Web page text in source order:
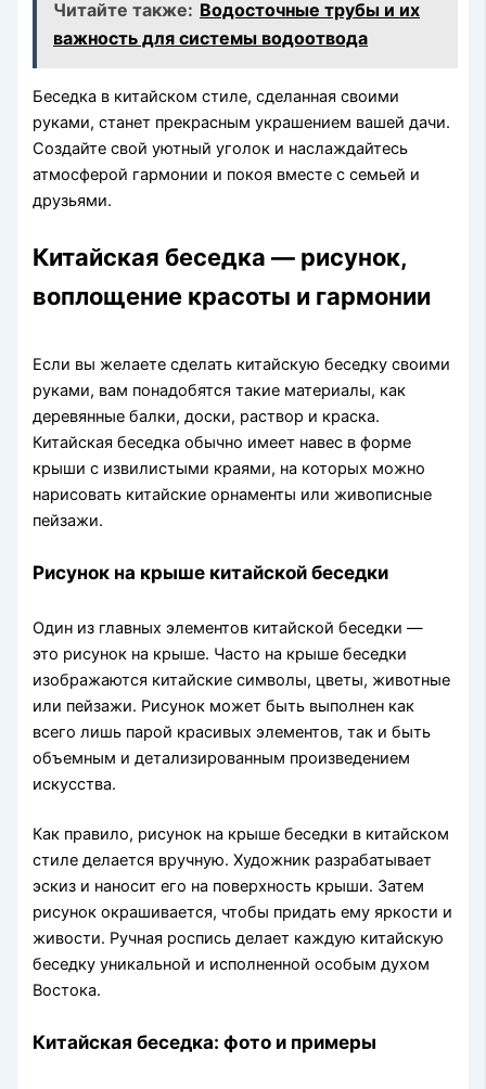
Читайте также: Водосточные трубы и их
важность для системы водоотвода
Беседка в китайском стиле, сделанная своими
руками, станет прекрасным украшением вашей дачи.
Создайте свой уютный уголок и наслаждайтесь
атмосферой гармонии и покоя вместе с семьей и
друзьями.
Китайская беседка — рисунок,
воплощение красоты и гармонии
Если вы желаете сделать китайскую беседку своими
руками, вам понадобятся такие материалы, как
деревянные балки, доски, раствор и краска.
Китайская беседка обычно имеет навес в форме
крыши с извилистыми краями, на которых можно
нарисовать китайские орнаменты или живописные
пейзажи.
Рисунок на крыше китайской беседки
Один из главных элементов китайской беседки —
это рисунок на крыше. Часто на крыше беседки
изображаются китайские символы, цветы, животные
или пейзажи. Рисунок может быть выполнен как
всего лишь парой красивых элементов, так и быть
объемным и детализированным произведением
искусства.
Как правило, рисунок на крыше беседки в китайском
стиле делается вручную. Художник разрабатывает
эскиз и наносит его на поверхность крыши. Затем
рисунок окрашивается, чтобы придать ему яркости и
живости. Ручная роспись делает каждую китайскую
беседку уникальной и исполненной особым духом
Востока.
Китайская беседка: фото и примеры